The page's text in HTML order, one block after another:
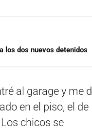
los dos nuevos detenidos
al garage y me
en el piso, el de
chicos se